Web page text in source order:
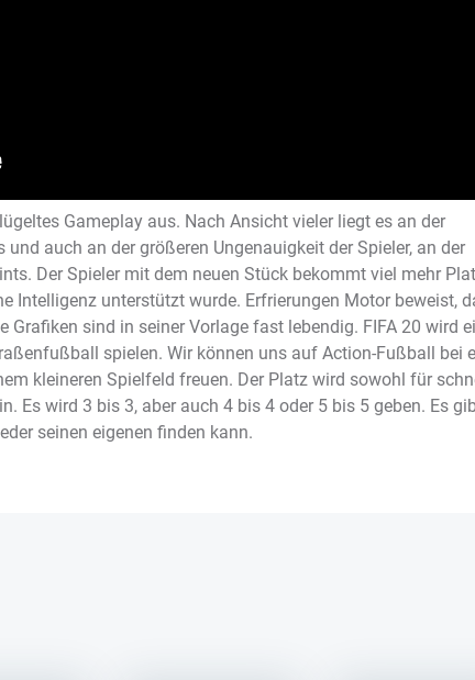
Gameplay aus. Nach Ansicht vieler liegt es an der
auch an der größeren Ungenauigkeit der Spieler, an der
Der Spieler mit dem neuen Stück bekommt viel mehr
Intelligenz unterstützt wurde. Erfrierungen Motor beweist,
Grafiken sind in seiner Vorlage fast lebendig. FIFA 20 wird
spielen. Wir können uns auf Action-Fußball bei
kleineren Spielfeld freuen. Der Platz wird sowohl für
Es wird 3 bis 3, aber auch 4 bis 4 oder 5 bis 5 geben. Es
seinen eigenen finden kann.